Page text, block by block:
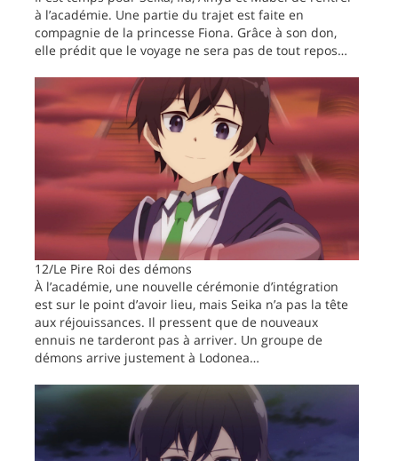
à l’académie. Une partie du trajet est faite en
compagnie de la princesse Fiona. Grâce à son don,
elle prédit que le voyage ne sera pas de tout repos…
12/Le Pire Roi des démons
À l’académie, une nouvelle cérémonie d’intégration
est sur le point d’avoir lieu, mais Seika n’a pas la tête
aux réjouissances. Il pressent que de nouveaux
ennuis ne tarderont pas à arriver. Un groupe de
démons arrive justement à Lodonea…